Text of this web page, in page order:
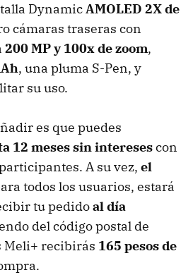
DynamicAMOLED 2X de
cámaras traseras con
200 MP y 100x de zoom,
, una pluma S-Pen, y
su uso.
es que puedes
12 meses sin interesescon
A su vez, el
todos los usuarios, estará
tu pedidoal día
del código postal de
Meli+ recibirás 165 pesos de